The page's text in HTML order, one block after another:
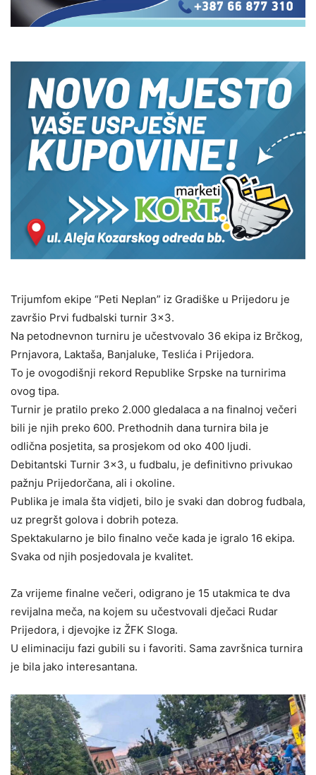
Trijumfom ekipe “Peti Neplan” iz Gradiške u Prijedoru je
završio Prvi fudbalski turnir 3×3.
Na petodnevnon turniru je učestvovalo 36 ekipa iz Brčkog,
Prnjavora, Laktaša, Banjaluke, Teslića i Prijedora.
To je ovogodišnji rekord Republike Srpske na turnirima
ovog tipa.
Turnir je pratilo preko 2.000 gledalaca a na finalnoj večeri
bili je njih preko 600. Prethodnih dana turnira bila je
odlična posjetita, sa prosjekom od oko 400 ljudi.
Debitantski Turnir 3×3, u fudbalu, je definitivno privukao
pažnju Prijedorčana, ali i okoline.
Publika je imala šta vidjeti, bilo je svaki dan dobrog fudbala,
uz pregršt golova i dobrih poteza.
Spektakularno je bilo finalno veče kada je igralo 16 ekipa.
Svaka od njih posjedovala je kvalitet.
Za vrijeme finalne večeri, odigrano je 15 utakmica te dva
revijalna meča, na kojem su učestvovali dječaci Rudar
Prijedora, i djevojke iz ŽFK Sloga.
U eliminaciju fazi gubili su i favoriti. Sama završnica turnira
je bila jako interesantana.